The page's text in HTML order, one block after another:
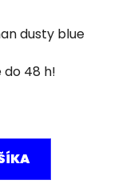
dusty blue